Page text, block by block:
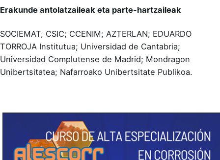
Erakunde antolatzaileak eta parte-hartzaileak
SOCIEMAT; CSIC; CCENIM; AZTERLAN; EDUARDO
TORROJA Institutua; Universidad de Cantabria;
Universidad Complutense de Madrid; Mondragon
Unibertsitatea; Nafarroako Unibertsitate Publikoa.